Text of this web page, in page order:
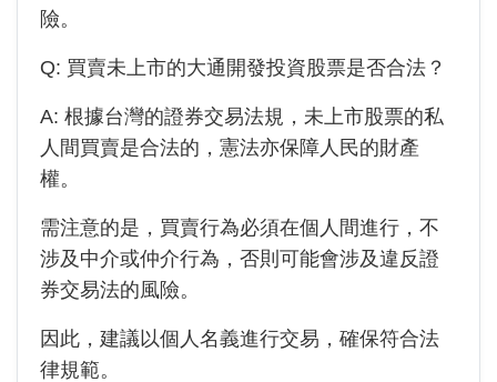
險。
Q: 買賣未上市的大通開發投資股票是否合法？
A: 根據台灣的證券交易法規，未上市股票的私
人間買賣是合法的，憲法亦保障人民的財產
權。
需注意的是，買賣行為必須在個人間進行，不
涉及中介或仲介行為，否則可能會涉及違反證
券交易法的風險。
因此，建議以個人名義進行交易，確保符合法
律規範。